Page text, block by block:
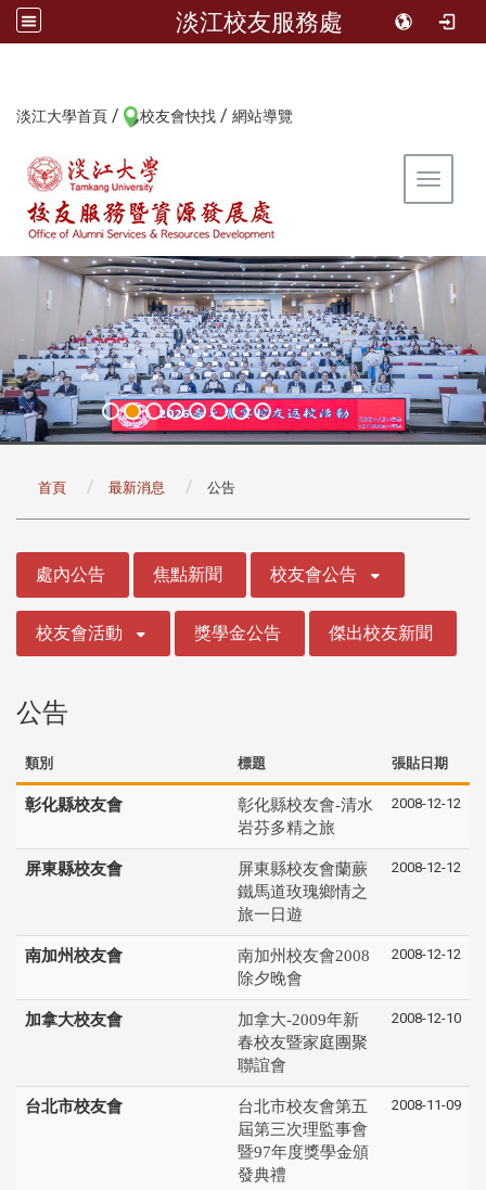
淡江校友服務處
淡江大學首頁 / 校友會快找 / 網站導覽
Toggle
首頁 最新消息 公告
處內公告 焦點新聞 校友會公告
校友會活動 獎學金公告 傑出校友新聞
公告
類別 標題 張貼日期
彰化縣校友會
彰化縣校友會-清水
岩芬多精之旅
2008-12-12
屏東縣校友會
屏東縣校友會蘭蕨
鐵馬道玫瑰鄉情之
旅一日遊
2008-12-12
南加州校友會
南加州校友會2008
除夕晚會
2008-12-12
加拿大校友會
加拿大-2009年新
春校友暨家庭團聚
聯誼會
2008-12-10
台北市校友會
台北市校友會第五
屆第三次理監事會
暨97年度獎學金頒
發典禮
2008-11-09